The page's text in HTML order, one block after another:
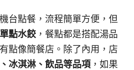
台點餐，流程簡單方便，但
點水餃 ，餐點都是搭配湯品
點像簡餐店。除了內用，店
冰淇淋、飲品等品項 ，如果